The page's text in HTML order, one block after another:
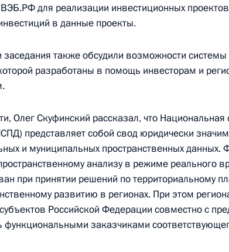
комиссии Госсовета по направлению
культура и спорт»
Белова посетила Катар
года, 17:00
комиссии Госсовета по направлению
экономика»
для реализации инвестиционных
в данные проекты.
заседания также обсудили возможности
разработаны в помощь инвесторам и
Олег Скуфинский рассказал, что
представляет собой свод юридически
и муниципальных пространственных
анализу в режиме реального
при принятии решений по территориальному
развитию в регионах. При этом
Российской Федерации совместно с
функциональными заказчиками